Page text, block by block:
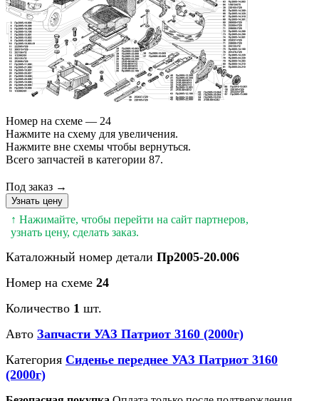
Номер на схеме — 24
Нажмите на схему для увеличения.
Нажмите вне схемы чтобы вернуться.
Всего запчастей в категории 87.
Под заказ →
Узнать цену
↑ Нажимайте, чтобы перейти на сайт партнеров,
узнать цену, сделать заказ.
Каталожный номер детали Пр2005-20.006
Номер на схеме 24
Количество 1 шт.
Авто Запчасти УАЗ Патриот 3160 (2000г)
Категория Сиденье переднее УАЗ Патриот 3160
(2000г)